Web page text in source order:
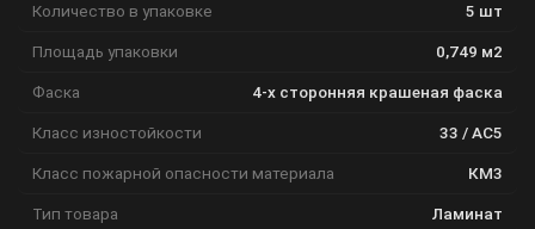
Количество в упаковке 5 шт
Площадь упаковки 0,749 м2
Фаска 4-х сторонняя крашеная фаска
Класс изностойкости 33 / АС5
Класс пожарной опасности материала КМ3
Тип товара Ламинат